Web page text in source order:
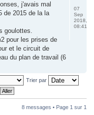
j'avais mal
de 2015 de la la
goulottes.
pour les prises de
et le circuit de
du plan de travail (6
07
Sep
2018,
08:41
Trier par
8 messages • Page 1 sur 1